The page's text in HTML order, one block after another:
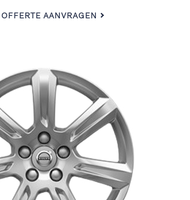
OFFERTE AANVRAGEN